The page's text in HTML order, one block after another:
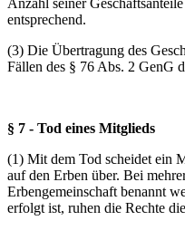
Anzahl seiner
entsprechend.
(3) Die Übertragung des
Fällen des § 76 Abs. 2 GenG
§ 7 - Tod eines Mitglieds
(1) Mit dem Tod scheidet ein
auf den Erben über. Bei
Erbengemeinschaft benannt
erfolgt ist, ruhen die Rechte